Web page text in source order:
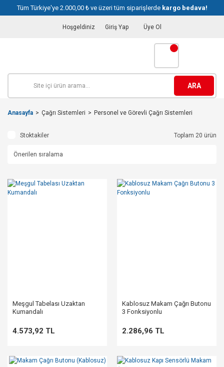
Tüm Türkiye'ye 2.000,00 ₺ ve üzeri tüm siparişlerde kargo bedava!
Hoşgeldiniz Giriş Yap Üye Ol
ARA
Anasayfa Çağrı Sistemleri Personel ve Görevli Çağrı Sistemleri
Stoktakiler Toplam 20 ürün
Meşgul Tabelası Uzaktan
Kumandalı
4.573,92 TL
Kablosuz Makam Çağrı Butonu
3 Fonksiyonlu
2.286,96 TL